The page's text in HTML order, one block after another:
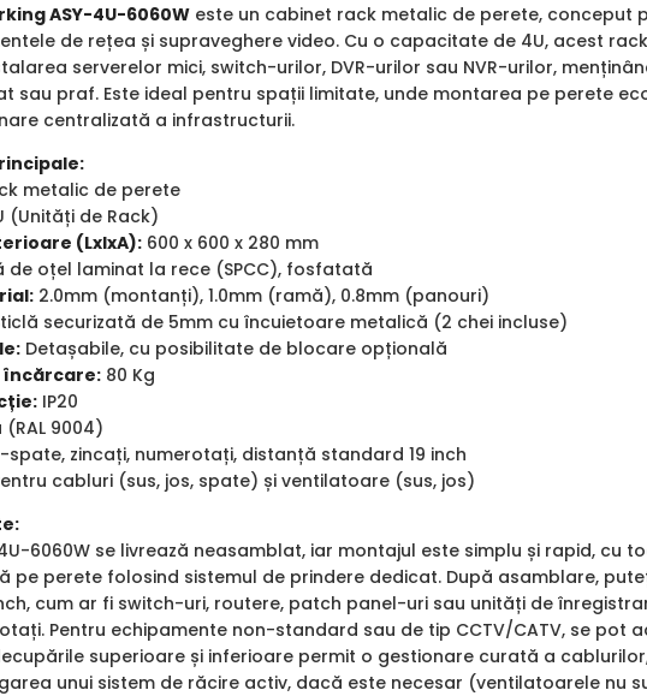
ASY-4U-6060W este un cabinet rack metalic de perete, conceput
de rețea și supraveghere video. Cu o capacitate de 4U, acest
serverelor mici, switch-urilor, DVR-urilor sau NVR-urilor,
sau praf. Este ideal pentru spații limitate, unde montarea pe perete
centralizată a infrastructurii.
metalic de perete
(Unități de Rack)
(LxlxA): 600 x 600 x 280 mm
de oțel laminat la rece (SPCC), fosfatată
2.0mm (montanți), 1.0mm (ramă), 0.8mm (panouri)
securizată de 5mm cu încuietoare metalică (2 chei incluse)
Detașabile, cu posibilitate de blocare opțională
încărcare: 80 Kg
IP20
(RAL 9004)
spate, zincați, numerotați, distanță standard 19 inch
cabluri (sus, jos, spate) și ventilatoare (sus, jos)
6060W se livrează neasamblat, iar montajul este simplu și rapid, cu
pe perete folosind sistemul de prindere dedicat. După asamblare,
cum ar fi switch-uri, routere, patch panel-uri sau unități de
Pentru echipamente non-standard sau de tip CCTV/CATV, se pot
superioare și inferioare permit o gestionare curată a
unui sistem de răcire activ, dacă este necesar (ventilatoarele nu